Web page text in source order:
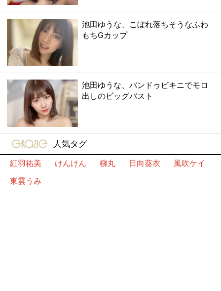
池田ゆうな、こぼれ落ちそうなふわ
もちGカップ
池田ゆうな、バンドゥビキニでモロ
出しのビッグバスト
gravure-grazie
人気タグ
紅羽祐美
けんけん 柳丸 日向葵衣
風吹ケイ
東雲うみ